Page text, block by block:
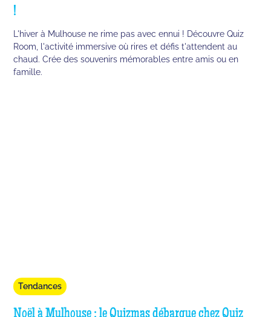
!
L'hiver à Mulhouse ne rime pas avec ennui ! Découvre Quiz
Room, l'activité immersive où rires et défis t'attendent au
chaud. Crée des souvenirs mémorables entre amis ou en
famille.
Tendances